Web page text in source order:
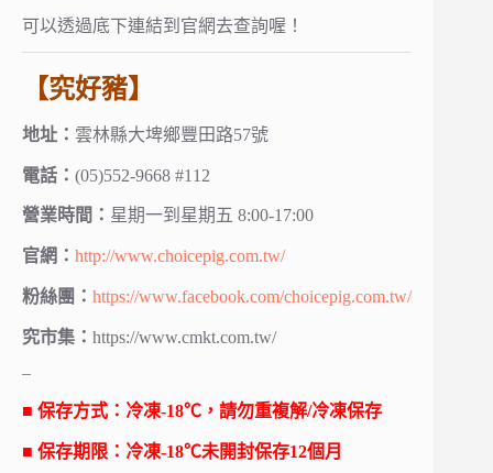
可以透過底下連結到官網去查詢喔！
【究好豬】
地址： 雲林縣大埤鄉豐田路57號
電話： (05)552-9668 #112
營業時間： 星期一到星期五 8:00-17:00
官網： http://www.choicepig.com.tw/
粉絲團： https://www.facebook.com/choicepig.com.tw/
究市集： https://www.cmkt.com.tw/
–
■ 保存方式：冷凍-18℃，請勿重複解/冷凍保存
■ 保存期限：冷凍-18℃未開封保存12個月